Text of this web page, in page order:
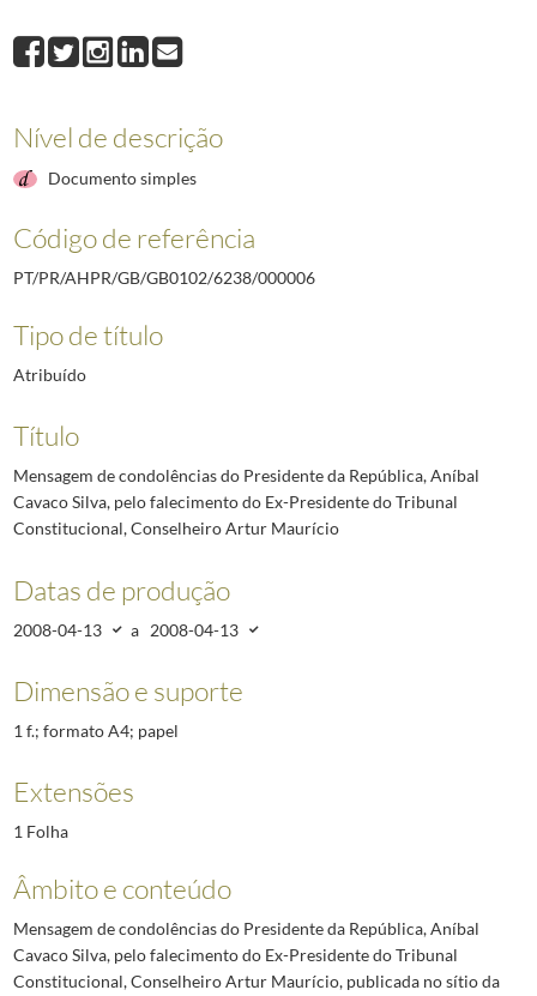
000007Mensagem de condolências do Presidente da República, Aníbal
000008Mensagem telegráfica do Presidente da República, Aníbal Cavaco
000010
Mensagem de condolências do Presidente da República, Aníbal
(...)
Nível de descrição
Documento simples
Código de referência
PT/PR/AHPR/GB/GB0102/6238/000006
Tipo de título
Atribuído
Título
Mensagem de condolências do Presidente da República, Aníbal
Cavaco Silva, pelo falecimento do Ex-Presidente do Tribunal
Constitucional, Conselheiro Artur Maurício
Datas de produção
2008-04-13 a 2008-04-13
Dimensão e suporte
1 f.; formato A4; papel
Extensões
1 Folha
Âmbito e conteúdo
Mensagem de condolências do Presidente da República, Aníbal
Cavaco Silva, pelo falecimento do Ex-Presidente do Tribunal
Constitucional, Conselheiro Artur Maurício, publicada no sítio da